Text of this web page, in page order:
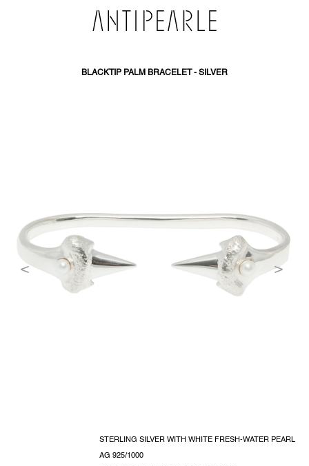
BLACKTIP PALM BRACELET - SILVER
STERLING SILVER WITH WHITE FRESH-WATER PEARL
AG 925/1000